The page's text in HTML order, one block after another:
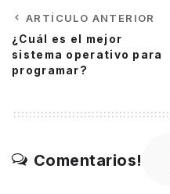
ARTÍCULO ANTERIOR
¿Cuál es el mejor
sistema operativo para
programar?
Comentarios!